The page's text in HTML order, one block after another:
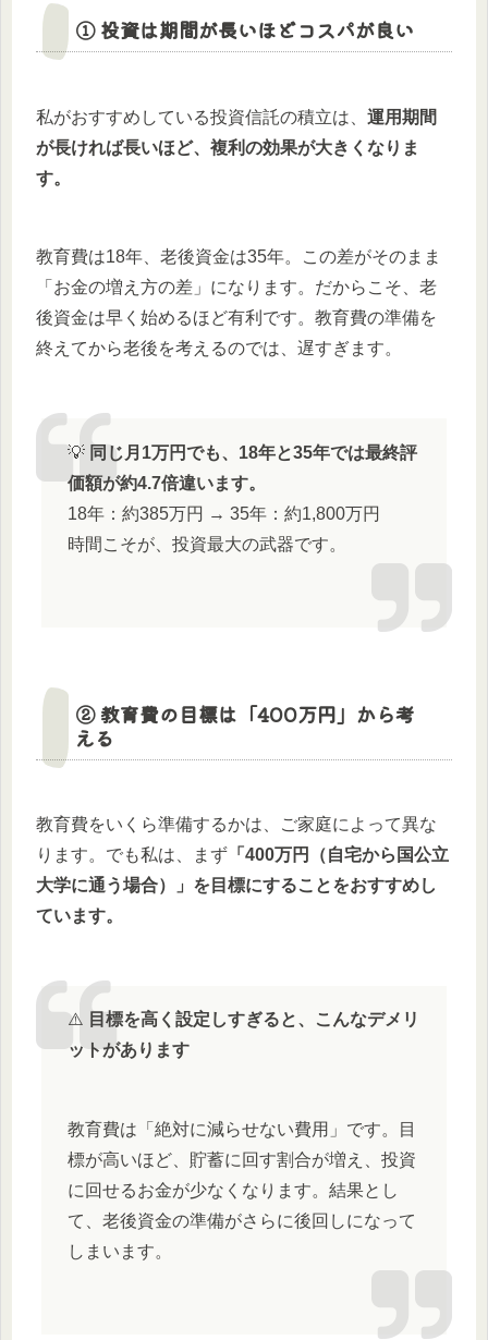
① 投資は期間が長いほどコスパが良い
私がおすすめしている投資信託の積立は、 運用期間
が長ければ長いほど、複利の効果が大きくなりま
す。
教育費は18年、老後資金は35年。この差がそのまま
「お金の増え方の差」になります。だからこそ、老
後資金は早く始めるほど有利です。教育費の準備を
終えてから老後を考えるのでは、遅すぎます。
💡 同じ月1万円でも、18年と35年では最終評
価額が約4.7倍違います。
18年：約385万円 → 35年：約1,800万円
時間こそが、投資最大の武器です。
② 教育費の目標は「400万円」から考
える
教育費をいくら準備するかは、ご家庭によって異な
ります。でも私は、まず 「400万円（自宅から国公立
大学に通う場合）」を目標にすることをおすすめし
ています。
⚠️ 目標を高く設定しすぎると、こんなデメリ
ットがあります
教育費は「絶対に減らせない費用」です。目
標が高いほど、貯蓄に回す割合が増え、投資
に回せるお金が少なくなります。結果とし
て、老後資金の準備がさらに後回しになって
しまいます。